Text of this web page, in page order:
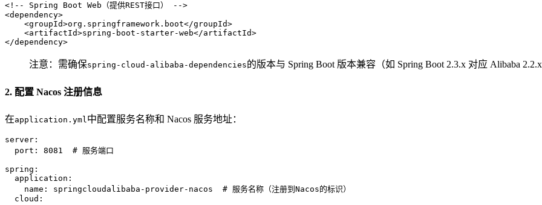
<!-- Spring Boot Web（提供REST接口） -->
<dependency>
<groupId>org.springframework.boot</groupId>
<artifactId>spring-boot-starter-web</artifactId>
</dependency>
注意：需确保spring-cloud-alibaba-dependencies的版本与 Spring Boot 版本兼容（如 Spring Boot 2.3.x 对应 Alibaba
2. 配置 Nacos 注册信息
在application.yml 中配置服务名称和 Nacos 服务地址：
server:
port:
8081 # 服务端口
spring:
application:
name:
springcloudalibaba-provider-nacos
# 服务名称（注册到Nacos的标识）
cloud: